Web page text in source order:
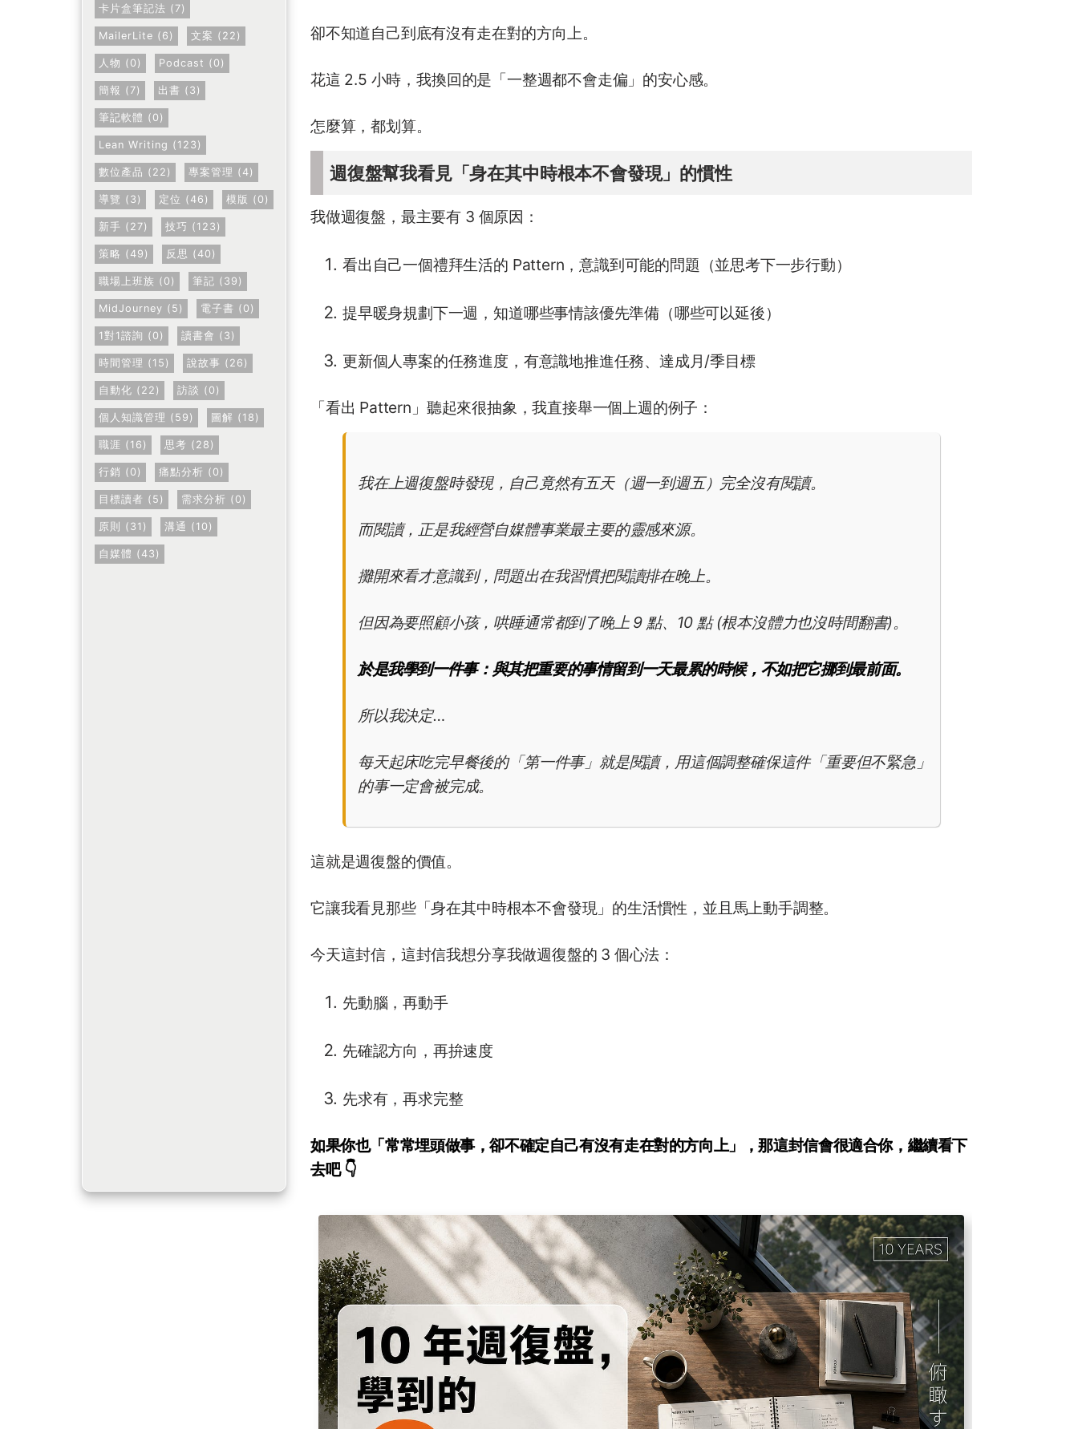
卡片盒筆記法 (7)
MailerLite (6) 文案 (22)
人物 (0) Podcast (0)
簡報 (7) 出書 (3)
筆記軟體 (0)
Lean Writing (123)
數位產品 (22) 專案管理 (4)
導覽 (3) 定位 (46) 模版 (0)
新手 (27) 技巧 (123)
策略 (49) 反思 (40)
職場上班族 (0) 筆記 (39)
MidJourney (5) 電子書 (0)
1對1諮詢 (0) 讀書會 (3)
時間管理 (15) 說故事 (26)
自動化 (22) 訪談 (0)
個人知識管理 (59) 圖解 (18)
職涯 (16) 思考 (28)
行銷 (0) 痛點分析 (0)
目標讀者 (5) 需求分析 (0)
原則 (31) 溝通 (10)
自媒體 (43)
卻不知道自己到底有沒有走在對的方向上。
花這 2.5 小時，我換回的是「一整週都不會走偏」的安心感。
怎麼算，都划算。
週復盤幫我看見「身在其中時根本不會發現」的慣性
我做週復盤，最主要有 3 個原因：
看出自己一個禮拜生活的 Pattern，意識到可能的問題（並思考下一步行動）
提早暖身規劃下一週，知道哪些事情該優先準備（哪些可以延後）
更新個人專案的任務進度，有意識地推進任務、達成月/季目標
「看出 Pattern」聽起來很抽象，我直接舉一個上週的例子：
我在上週復盤時發現，自己竟然有五天（週一到週五）完全沒有閱讀。
而閱讀，正是我經營自媒體事業最主要的靈感來源。
攤開來看才意識到，問題出在我習慣把閱讀排在晚上。
但因為要照顧小孩，哄睡通常都到了晚上 9 點、10 點 (根本沒體力也沒時間翻書)。
於是我學到一件事：與其把重要的事情留到一天最累的時候，不如把它挪到最前面。
所以我決定…
每天起床吃完早餐後的「第一件事」就是閱讀，用這個調整確保這件「重要但不緊急」
的事一定會被完成。
這就是週復盤的價值。
它讓我看見那些「身在其中時根本不會發現」的生活慣性，並且馬上動手調整。
今天這封信，這封信我想分享我做週復盤的 3 個心法：
先動腦，再動手
先確認方向，再拚速度
先求有，再求完整
如果你也「常常埋頭做事，卻不確定自己有沒有走在對的方向上」，那這封信會很適合你，繼續看下
去吧 👇